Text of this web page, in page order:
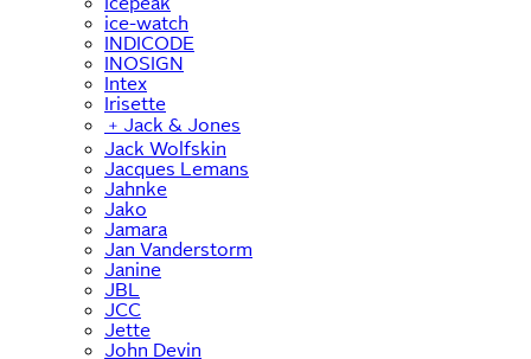
ice-watch
INDICODE
INOSIGN
Intex
Irisette
﹢ Jack & Jones
Jack Wolfskin
Jacques Lemans
Jahnke
Jako
Jamara
Jan Vanderstorm
Janine
JBL
JCC
Jette
John Devin